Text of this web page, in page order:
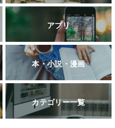
アプリ
本・小説・漫画
カテゴリー一覧